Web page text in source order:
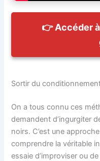
👉 Accéder
Sortir du
On a tous connu ces
demandent d’ingurgiter
noirs. C’est une
comprendre la véritable
essaie d’improviser ou